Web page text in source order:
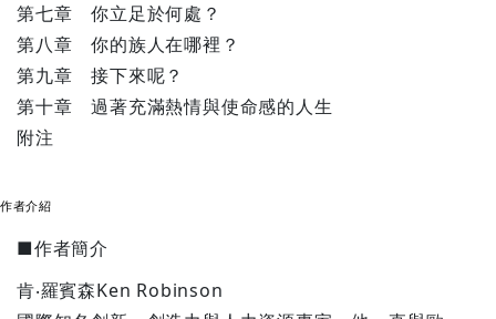
第七章 你立足於何處？
第八章 你的族人在哪裡？
第九章 接下來呢？
第十章 過著充滿熱情與使命感的人生
附注
作者介紹
■作者簡介
肯‧羅賓森Ken Robinson